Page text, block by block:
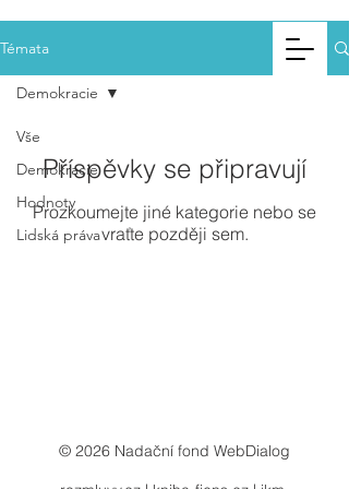
Témata
Vše
Demokracie
Hodnoty
Lidská práva
Demokracie
Příspěvky se připravují
Prozkoumejte jiné kategorie nebo se
vraťte později sem.
© 2026 Nadační fond WebDialog